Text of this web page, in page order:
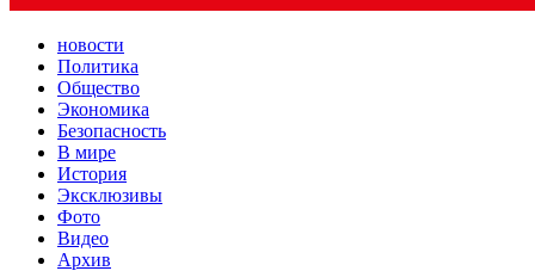
новости
Политика
Общество
Экономика
Безопасность
В мире
История
Эксклюзивы
Фото
Видео
Архив